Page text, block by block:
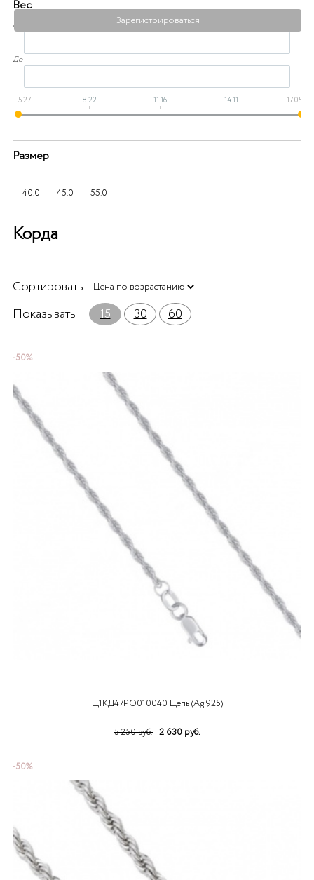
Вес
От
До
5.27 8.22 11.16 14.11 17.05
Размер
40.0 45.0 55.0
Корда
Сортировать
Показывать
15 30 60
-50%
Ц1КД47РО010040 Цепь (Ag 925)
5 250 руб. 2 630 руб.
-50%
Зарегистрироваться